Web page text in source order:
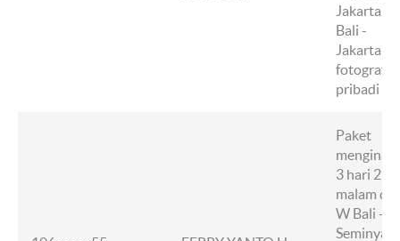
Jakarta -
Bali -
Jakarta +
fotografer
pribadi
Paket
menginap
3 hari 2
malam di
W Bali -
Seminyak